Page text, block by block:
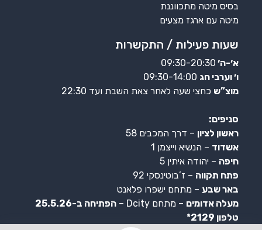
בסיס מיטה מתכווננת
מיטה עם ארגז מצעים
שעות פעילות / התקשרות
א׳-ה׳ 09:30-20:30
ו׳ וערבי חג
מוצ”ש כחצי שעה לאחר צאת השבת ועד 22:30
סניפים:
ראשון לציון – דרך המכבים 58
אשדוד – הנשיא וייצמן 1
חיפה – יהודה איתין 5
פתח תקווה – ז’בוטינסקי 92
באר שבע – מתחם ישפרו פלאנט
מעלה אדומים – מתחם Dcity –
הפתיחה ב-25.5.26
טלפון 2129*